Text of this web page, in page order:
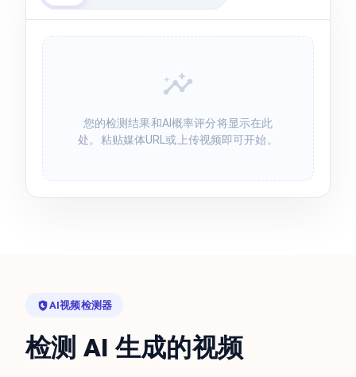
您的检测结果和AI概率评分将显示在此
处。粘贴媒体URL或上传视频即可开始。
AI视频检测器
检测 AI 生成的视频